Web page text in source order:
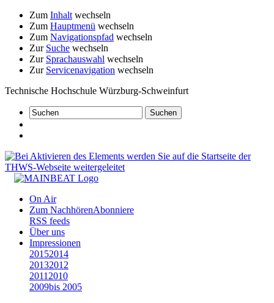
Zum Inhalt wechseln
Zum Hauptmenü wechseln
Zum Navigationspfad wechseln
Zur Suche wechseln
Zur Sprachauswahl wechseln
Zur Servicenavigation wechseln
Technische Hochschule Würzburg-Schweinfurt
On Air
Zum NachhörenAbonniere
RSS feeds
Über uns
Impressionen
20152014
20132012
2011 2010
2009bis 2005